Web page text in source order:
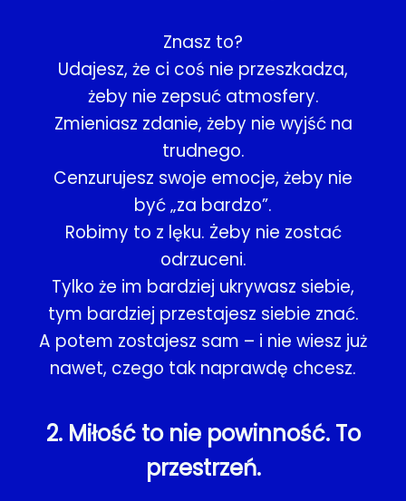
Znasz to?
Udajesz, że ci coś nie przeszkadza,
żeby nie zepsuć atmosfery.
Zmieniasz zdanie, żeby nie wyjść na
trudnego.
Cenzurujesz swoje emocje, żeby nie
być „za bardzo”.
Robimy to z lęku. Żeby nie zostać
odrzuceni.
Tylko że im bardziej ukrywasz siebie,
tym bardziej przestajesz siebie znać.
A potem zostajesz sam – i nie wiesz już
nawet, czego tak naprawdę chcesz.
2. Miłość to nie powinność. To
przestrzeń.